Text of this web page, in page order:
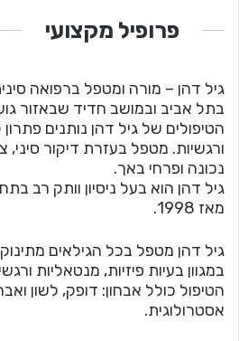
פרופיל מקצועי
גיל דהן – מורה ומטפל ברפואה
בתל אביב ובמושב חדיד שבאזור
הטיפולים של גיל דהן נותנים פתרון
ורגשיות. מטפל בעזרת דיקור סיני,
נכונה ופרחי באך.
גיל דהן הוא בעל ניסיון וותק רב
מאז 1998.
גיל דהן מטפל בכל הגילאים
במגוון בעיות פיזיות, מנטאליות
הטיפול כולל אבחון: דופק, לשון
אסטרולוגית.